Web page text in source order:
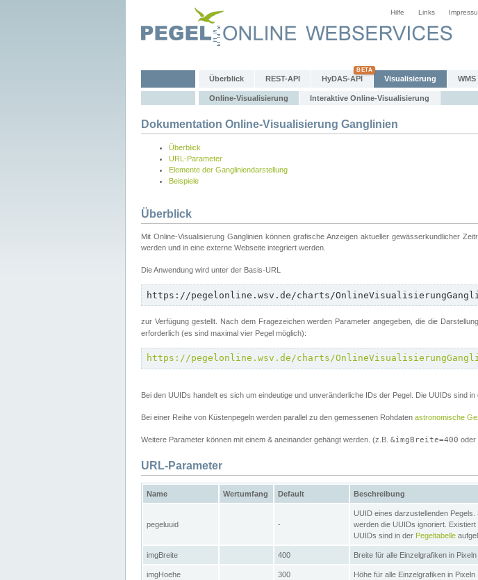
Hilfe Links
Überblick REST-API HyDAS-API Visualisierung WMS
Online-Visualisierung Interaktive Online-Visualisierung
Dokumentation Online-Visualisierung Ganglinien
Überblick
URL-Parameter
Elemente der Gangliniendarstellung
Beispiele
Überblick
Mit Online-Visualisierung Ganglinien können grafische Anzeigen aktueller gewässerkundlicher
werden und in eine externe Webseite integriert werden.
Die Anwendung wird unter der Basis-URL
https://pegelonline.wsv.de/charts/
zur Verfügung gestellt. Nach dem Fragezeichen werden Parameter angegeben, die die
erforderlich (es sind maximal vier Pegel möglich):
https://pegelonline.wsv.de/charts/
Bei den UUIDs handelt es sich um eindeutige und unveränderliche IDs der Pegel. Die UUIDs sind in
Bei einer Reihe von Küstenpegeln werden parallel zu den gemessenen Rohdaten astronomische
Weitere Parameter können mit einem & aneinander gehängt werden. (z.B. &imgBreite=400 oder
URL-Parameter
Name Wertumfang Default Beschreibung
pegeluuid -
UUID eines darzustellenden
werden die UUIDs ignoriert.
UUIDs sind in der Pegeltabelle
imgBreite 400 Breite für alle Einzelgrafiken in Pixeln
imgHoehe 300 Höhe für alle Einzelgrafiken in Pixeln